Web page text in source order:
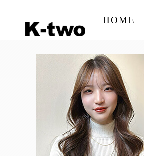
HOME